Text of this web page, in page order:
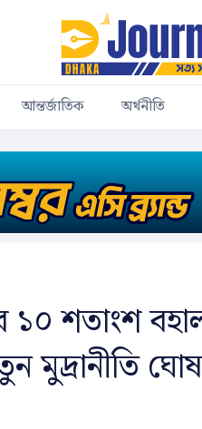
আন্তর্জাতিক অর্থনীতি
১০ শতাংশ
মুদ্রানীতি